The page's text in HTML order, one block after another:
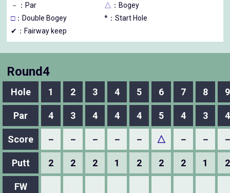
－
：Par △ ：Bogey
□：Double Bogey
*：Start Hole
✔：Fairway keep
Round4
Hole 1 2 3 4 5 6 7 8 9
Par 4 3 4 4 4 5 4 3 4
Score － － － － － △ － －
Putt 2 2 2 1 2 2 2 1 2
FW